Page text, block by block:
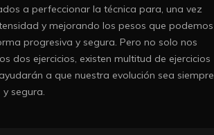
a perfeccionar la técnica para, una vez
y mejorando los pesos que podemos
progresiva y segura. Pero no solo nos
dos ejercicios, existen multitud de ejercicios
a que nuestra evolución sea siempre
segura.